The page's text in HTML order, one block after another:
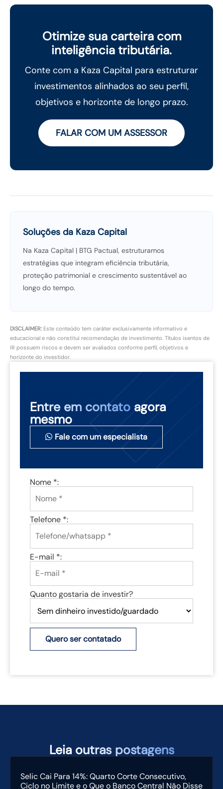
Otimize sua carteira com
inteligência tributária.
Conte com a Kaza Capital para estruturar
investimentos alinhados ao seu perfil,
objetivos e horizonte de longo prazo.
FALAR COM UM ASSESSOR
Soluções da Kaza Capital
Na Kaza Capital | BTG Pactual, estruturamos
estratégias que integram eficiência tributária,
proteção patrimonial e crescimento sustentável ao
longo do tempo.
DISCLAIMER: Este conteúdo tem caráter exclusivamente informativo e
educacional e não constitui recomendação de investimento. Títulos isentos de
IR possuem riscos e devem ser avaliados conforme perfil, objetivos e
horizonte do investidor.
Entre em contato agora
mesmo
Fale com um especialista
Nome *:
Telefone *:
E-mail *:
Quanto gostaria de investir?
Quero ser contatado
Leia outras postagens
Selic Cai Para 14%: Quarto Corte Consecutivo,
Ciclo no Limite e o Que o Banco Central Não Disse